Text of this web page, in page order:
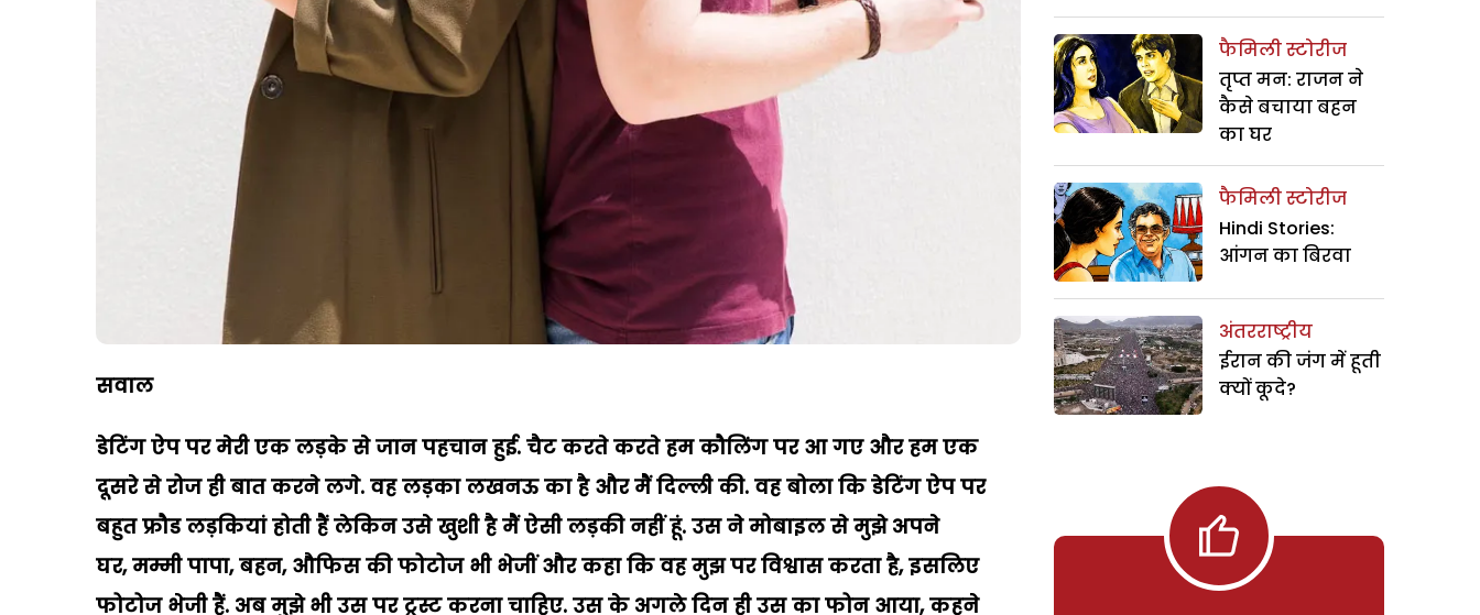
सवाल
डेटिंग ऐप पर मेरी एक लड़के से जान पहचान हुई. चैट करते करते हम कौलिंग पर आ गए और हम एक
दूसरे से रोज ही बात करने लगे. वह लड़का लखनऊ का है और मैं दिल्ली की. वह बोला कि डेटिंग ऐप पर
बहुत फ्रौड लड़कियां होती हैं लेकिन उसे खुशी है मैं ऐसी लड़की नहीं हूं. उस ने मोबाइल से मुझे अपने
घर,मम्मी पापा,बहन, औफिस की फोटोज भी भेजीं और कहा कि वह मुझ पर विश्वास करता है,इसलिए
फोटोज भेजी हैं. अब मुझे भी उस पर ट्रस्ट करना चाहिए. उस के अगले दिन ही उस का फोन आया,कहने
फैमिली स्टोरीज
तृप्त मन: राजन ने
कैसे बचाया बहन
का घर
फैमिली स्टोरीज
Hindi Stories:
आंगन का बिरवा
अंतरराष्ट्रीय
ईरान की जंग में हूती
क्यों कूदे?